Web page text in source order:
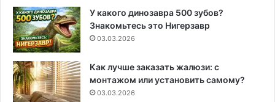
У какого динозавра 500 зубов?
Знакомьтесь это Нигерзавр
03.03.2026
Как лучше заказать жалюзи: с
монтажом или установить самому?
03.03.2026